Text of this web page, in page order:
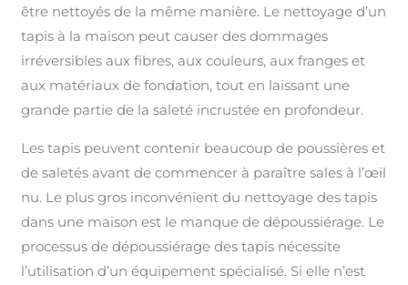
être nettoyés de la même manière. Le nettoyage d’un
tapis à la maison peut causer des dommages
irréversibles aux fibres, aux couleurs, aux franges et
aux matériaux de fondation, tout en laissant une
grande partie de la saleté incrustée en profondeur.
Les tapis peuvent contenir beaucoup de poussières et
de saletés avant de commencer à paraître sales à l’œil
nu. Le plus gros inconvénient du nettoyage des tapis
dans une maison est le manque de dépoussiérage. Le
processus de dépoussiérage des tapis nécessite
l’utilisation d’un équipement spécialisé. Si elle n’est